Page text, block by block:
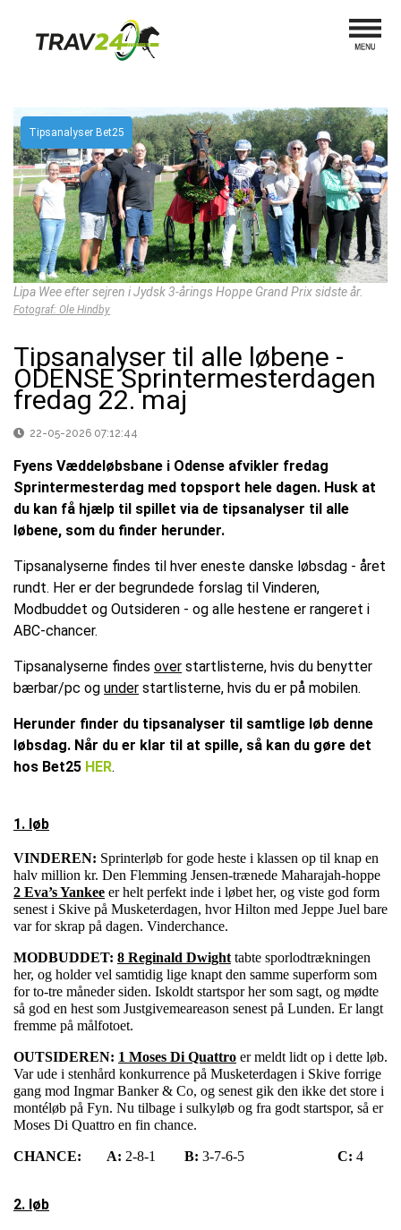
Tipsanalyser Bet25
Lipa Wee efter sejren i Jydsk 3-årings Hoppe Grand Prix sidste år.
Fotograf: Ole Hindby
Tipsanalyser til alle løbene -
ODENSE Sprintermesterdagen
fredag 22. maj
22-05-2026 07:12:44
Fyens Væddeløbsbane i Odense afvikler fredag
Sprintermesterdag med topsport hele dagen. Husk at
du kan få hjælp til spillet via de tipsanalyser til alle
løbene, som du finder herunder.
Tipsanalyserne findes til hver eneste danske løbsdag - året
rundt. Her er der begrundede forslag til Vinderen,
Modbuddet og Outsideren - og alle hestene er rangeret i
ABC-chancer.
Tipsanalyserne findes over startlisterne, hvis du benytter
bærbar/pc og under startlisterne, hvis du er på mobilen.
Herunder finder du tipsanalyser til samtlige løb denne
løbsdag. Når du er klar til at spille, så kan du gøre det
hos Bet25 HER.
1. løb
VINDEREN: Sprinterløb for gode heste i klassen op til knap en
halv million kr. Den Flemming Jensen-trænede Maharajah-hoppe
2 Eva’s Yankee er helt perfekt inde i løbet her, og viste god form
senest i Skive på Musketerdagen, hvor Hilton med Jeppe Juel bare
var for skrap på dagen. Vinderchance.
MODBUDDET: 8 Reginald Dwighttabte sporlodtrækningen
her, og holder vel samtidig lige knapt den samme superform som
for to-tre måneder siden. Iskoldt startspor her som sagt, og mødte
så god en hest som Justgivemeareason senest på Lunden. Er langt
fremme på målfotoet.
OUTSIDEREN: 1 Moses Di Quattro er meldt lidt op i dette løb.
Var ude i stenhård konkurrence på Musketerdagen i Skive forrige
gang mod Ingmar Banker & Co, og senest gik den ikke det store i
montéløb på Fyn. Nu tilbage i sulkyløb og fra godt startspor, så er
Moses Di Quattro en fin chance.
CHANCE: A: 2-8-1 B: 3-7-6-5 C: 4
2. løb